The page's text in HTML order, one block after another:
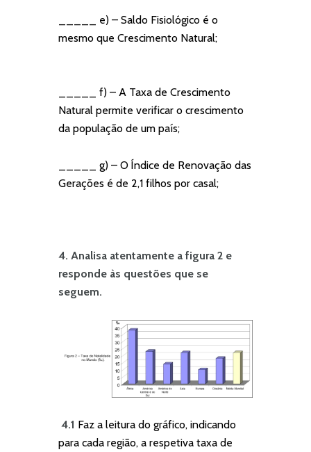
_____ e) – Saldo Fisiológico é o
mesmo que Crescimento Natural;
_____ f) – A Taxa de Crescimento
Natural permite verificar o crescimento
da população de um país;
_____ g) – O Índice de Renovação das
Gerações é de 2,1 filhos por casal;
4. Analisa atentamente a figura 2 e
responde às questões que se
seguem.
4.1 Faz a leitura do gráfico, indicando
para cada região, a respetiva taxa de